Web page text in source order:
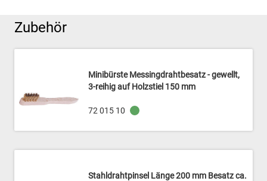
Zubehör
72 015 10
Minibürste Messingdrahtbesatz - gewellt,
3-reihig auf Holzstiel 150 mm
Stahldrahtpinsel Länge 200 mm Besatz ca.